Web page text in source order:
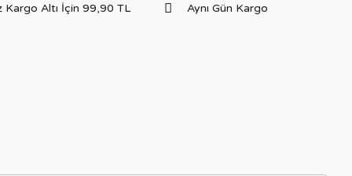
Kargo Altı İçin 99,90 TL Aynı Gün Kargo